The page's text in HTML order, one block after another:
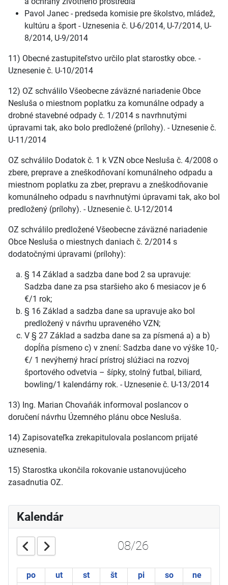
Pavol Janec - predseda komisie pre školstvo, mládež,
kultúru a šport - Uznesenia č. U-6/2014, U-7/2014, U-
8/2014, U-9/2014
11) Obecné zastupiteľstvo určilo plat starostky obce. -
Uznesenie č. U-10/2014
12) OZ schválilo Všeobecne záväzné nariadenie Obce
Nesluša o miestnom poplatku za komunálne odpady a
drobné stavebné odpady č. 1/2014 s navrhnutými
úpravami tak, ako bolo predložené (prílohy). - Uznesenie č.
U-11/2014
OZ schválilo Dodatok č. 1 k VZN obce Nesluša č. 4/2008 o
zbere, preprave a zneškodňovaní komunálneho odpadu a
miestnom poplatku za zber, prepravu a zneškodňovanie
komunálneho odpadu s navrhnutými úpravami tak, ako bol
predložený (prílohy). - Uznesenie č. U-12/2014
OZ schválilo predložené Všeobecne záväzné nariadenie
Obce Nesluša o miestnych daniach č. 2/2014 s
dodatočnými úpravami (prílohy):
§ 14 Základ a sadzba dane bod 2 sa upravuje:
Sadzba dane za psa staršieho ako 6 mesiacov je 6
€/1 rok;
§ 16 Základ a sadzba dane sa upravuje ako bol
predložený v návrhu upraveného VZN;
V § 27 Základ a sadzba dane sa za písmená a) a b)
dopĺňa písmeno c) v znení: Sadzba dane vo výške 10,-
€/ 1 nevýherný hrací prístroj slúžiaci na rozvoj
športového odvetvia – šípky, stolný futbal, biliard,
bowling/1 kalendárny rok. - Uznesenie č. U-13/2014
13) Ing. Marian Chovaňák informoval poslancov o
doručení návrhu Územného plánu obce Nesluša.
14) Zapisovateľka zrekapitulovala poslancom prijaté
uznesenia.
15) Starostka ukončila rokovanie ustanovujúceho
zasadnutia OZ.
Kalendár
08/26
po ut st št pi so
ne